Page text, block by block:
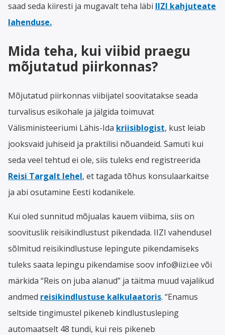
saad seda kiiresti ja mugavalt teha läbi IIZI kahjuteate
lahenduse.
Mida teha, kui viibid praegu
mõjutatud piirkonnas?
Mõjutatud piirkonnas viibijatel soovitatakse seada
turvalisus esikohale ja jälgida toimuvat
Välisministeeriumi Lähis-Ida kriisiblogist, kust leiab
jooksvaid juhiseid ja praktilisi nõuandeid. Samuti kui
seda veel tehtud ei ole, siis tuleks end registreerida
Reisi Targalt lehel, et tagada tõhus konsulaarkaitse
ja abi osutamine Eesti kodanikele.
Kui oled sunnitud mõjualas kauem viibima, siis on
soovituslik reisikindlustust pikendada. IIZI vahendusel
sõlmitud reisikindlustuse lepingute pikendamiseks
tuleks saata lepingu pikendamise soov info@iizi.ee või
märkida “Reis on juba alanud” ja täitma muud vajalikud
andmed reisikindlustuse kalkulaatoris. “Enamus
seltside tingimustel pikeneb kindlustusleping
automaatselt 48 tundi, kui reis pikeneb